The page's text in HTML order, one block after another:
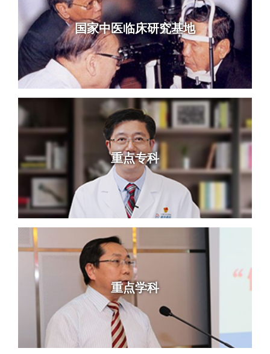
国家中医临床研究基地
重点专科
重点学科